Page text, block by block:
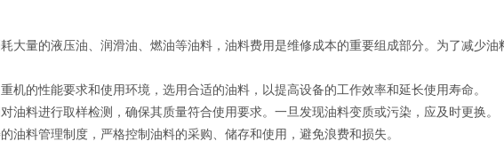
量的液压油、润滑油、燃油等油料，油料费用是维修成本的重要组成部分。为了减少油
的性能要求和使用环境，选用合适的油料，以提高设备的工作效率和延长使用寿命。
料进行取样检测，确保其质量符合使用要求。一旦发现油料变质或污染，应及时更换。
料管理制度，严格控制油料的采购、储存和使用，避免浪费和损失。